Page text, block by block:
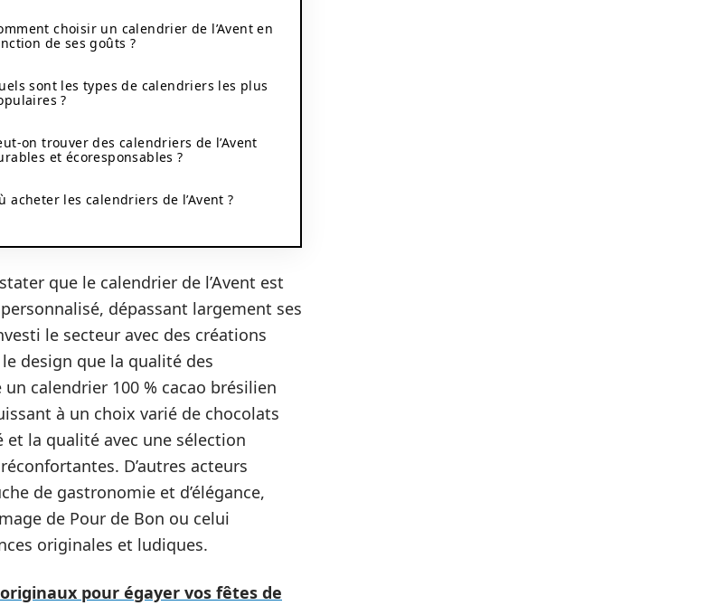
choisir un calendrier de l’Avent en
de ses goûts ?
sont les types de calendriers les plus
?
on trouver des calendriers de l’Avent
et écoresponsables ?
acheter les calendriers de l’Avent ?
que le calendrier de l’Avent est
dépassant largement ses
le secteur avec des créations
design que la qualité des
calendrier 100 % cacao brésilien
à un choix varié de chocolats
la qualité avec une sélection
D’autres acteurs
de gastronomie et d’élégance,
de Pour de Bon ou celui
originales et ludiques.
pour égayer vos fêtes de